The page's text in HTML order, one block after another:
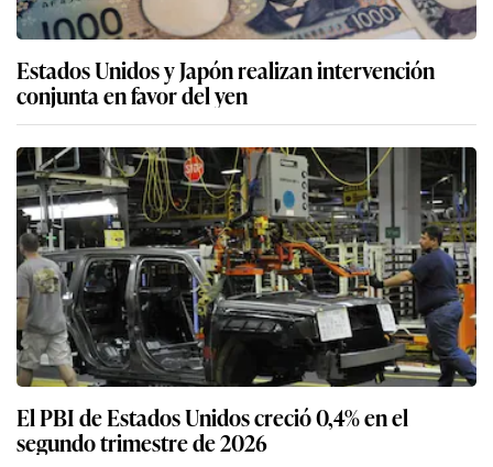
Estados Unidos y Japón realizan intervención
conjunta en favor del yen
El PBI de Estados Unidos creció 0,4% en el
segundo trimestre de 2026